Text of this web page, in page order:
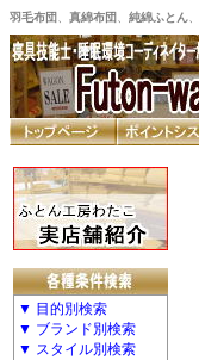
羽毛布団 真綿布団 純綿ふとん
▼ 目的別検索
▼ ブランド別検索
▼ スタイル別検索